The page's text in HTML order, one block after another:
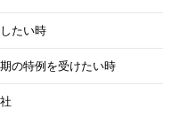
たい時
の特例を受けたい時